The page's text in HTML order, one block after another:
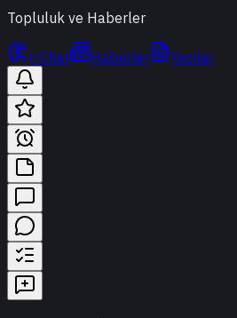
Topluluk ve Haberler
t-Chat Haberler Yazılar